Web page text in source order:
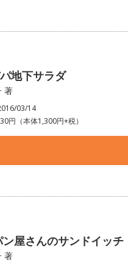
地下サラダ
著
03/14
円（本体1,300円+税）
屋さんのサンドイッチ
著